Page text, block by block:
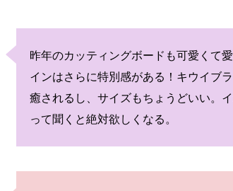
昨年のカッティングボードも可愛くて
インはさらに特別感がある！キウイブ
癒されるし、サイズもちょうどいい。
って聞くと絶対欲しくなる。